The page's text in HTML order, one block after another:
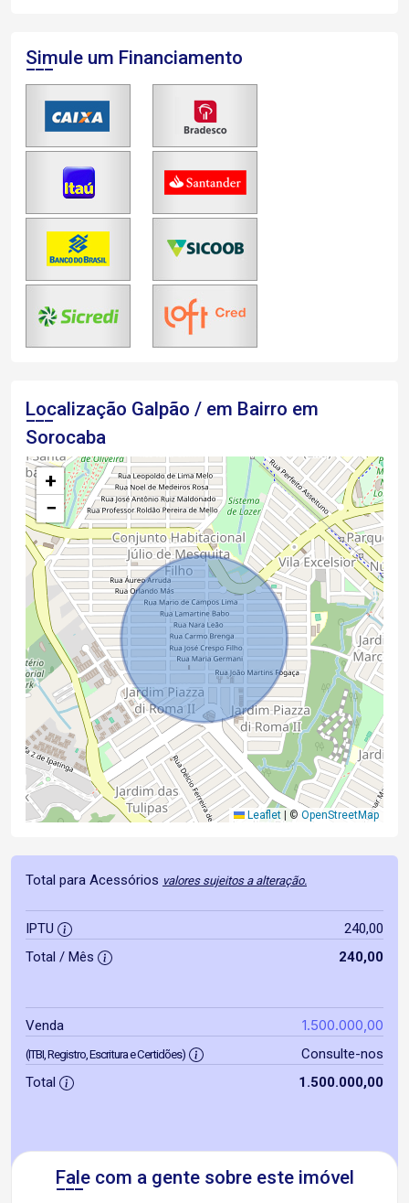
Simule um Financiamento
Localização Galpão / em Bairro em
Sorocaba
+
−
Leaflet © OpenStreetMap
Total para Acessórios valores sujeitos a alteração.
IPTU
240,00
Total / Mês
240,00
Venda 1.500.000,00
(ITBI, Registro, Escritura e Certidões)
Consulte-nos
Total
1.500.000,00
Fale com a gente sobre este imóvel